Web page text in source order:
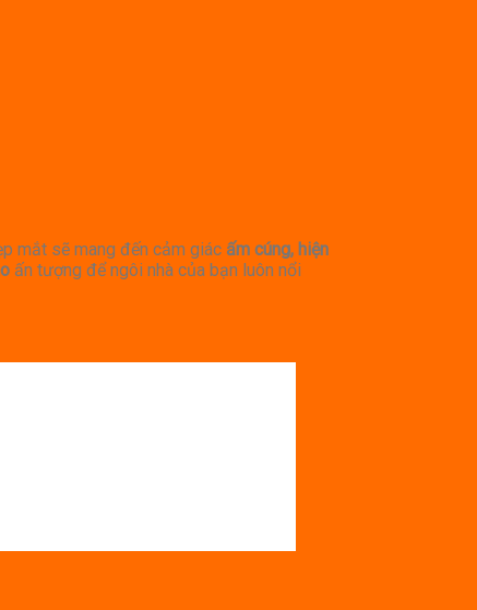
mắt sẽ mang đến cảm giác ấm cúng, hiện
ấn tượng để ngôi nhà của bạn luôn nổi